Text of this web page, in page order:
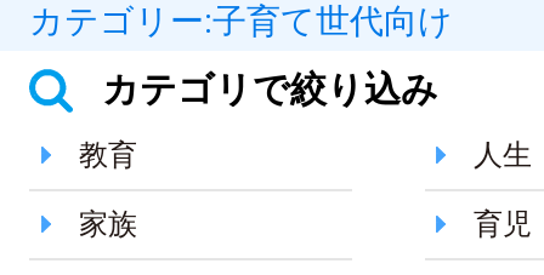
カテゴリー:子育て世代向け
カテゴリで絞り込み
教育 人生
家族 育児